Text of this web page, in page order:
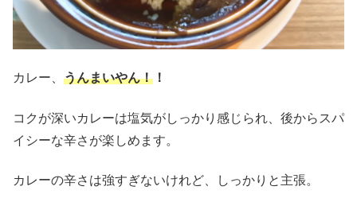
カレー、 うんまいやん！ ！
コクが深いカレーは塩気がしっかり感じられ、後からスパ
イシーな辛さが楽しめます。
カレーの辛さは強すぎないけれど、しっかりと主張。